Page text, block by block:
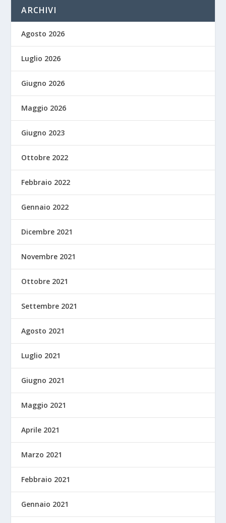
ARCHIVI
Agosto 2026
Luglio 2026
Giugno 2026
Maggio 2026
Giugno 2023
Ottobre 2022
Febbraio 2022
Gennaio 2022
Dicembre 2021
Novembre 2021
Ottobre 2021
Settembre 2021
Agosto 2021
Luglio 2021
Giugno 2021
Maggio 2021
Aprile 2021
Marzo 2021
Febbraio 2021
Gennaio 2021